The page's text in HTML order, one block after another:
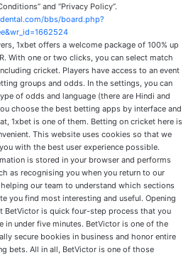
and “Privacy Policy”.
bbs/board.php?
1xbet offers a welcome package of 100% up
With one or two clicks, you can select match
cricket. Players have access to an event
groups and odds. In the settings, you can
of odds and language (there are Hindi and
choose the best betting apps by interface and
1xbet is one of them. Betting on cricket here is
This website uses cookies so that we
with the best user experience possible.
is stored in your browser and performs
as recognising you when you return to our
our team to understand which sections
you find most interesting and useful. Opening
BetVictor is quick four-step process that you
in under five minutes. BetVictor is one of the
secure bookies in business and honor entire
bets. All in all, BetVictor is one of those